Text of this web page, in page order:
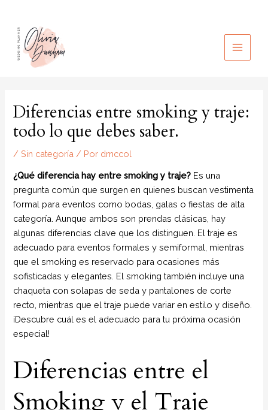
contenido
MAIN
Diferencias entre smoking y traje:
todo lo que debes saber.
/Sin categoría / Por dmccol
¿Qué diferencia hay entre smoking y traje? Es una
pregunta común que surgen en quienes buscan vestimenta
formal para eventos como bodas, galas o fiestas de alta
categoría. Aunque ambos son prendas clásicas, hay
algunas diferencias clave que los distinguen. El traje es
adecuado para eventos formales y semiformal, mientras
que el smoking es reservado para ocasiones más
sofisticadas y elegantes. El smoking también incluye una
chaqueta con solapas de seda y pantalones de corte
recto, mientras que el traje puede variar en estilo y diseño.
¡Descubre cuál es el adecuado para tu próxima ocasión
especial!
Diferencias entre el
Smoking y el Traje